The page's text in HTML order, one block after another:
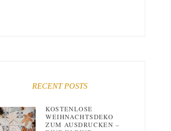
RECENT POSTS
KOSTENLOSE
WEIHNACHTSDEKO
ZUM AUSDRUCKEN –